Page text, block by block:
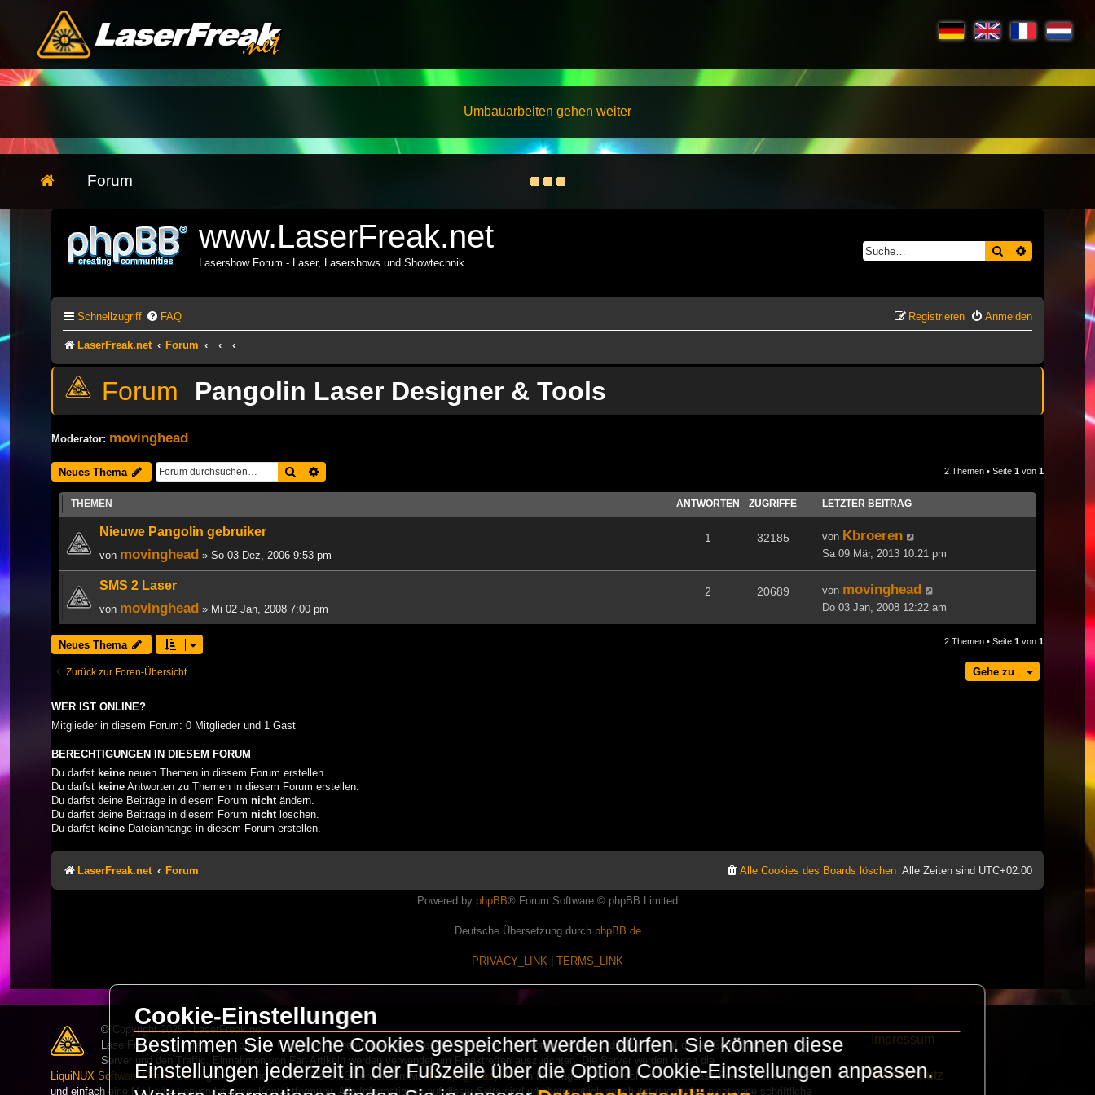
Umbauarbeiten gehen weiter
Forum
www.LaserFreak.net
Lasershow Forum - Laser, Lasershows und Showtechnik
Suche Erweiterte
Schnellzugriff FAQ Anmelden
Registrieren
LaserFreak.net Forum
Pangolin Laser Designer & Tools
Moderator: movinghead
Neues Thema Suche 2 Themen • Seite 1 von 1
THEMEN ANTWORTEN ZUGRIFFE LETZTER BEITRAG
Nieuwe Pangolin gebruiker
von movinghead » So 03 Dez, 2006 9:53 pm
1 32185 von Kbroeren
Sa 09 Mär, 2013 10:21 pm
SMS 2 Laser
von movinghead » Mi 02 Jan, 2008 7:00 pm
2 20689 von movinghead
Do 03 Jan, 2008 12:22 am
Neues Thema 2 Themen • Seite 1 von 1
Zurück zur Foren-Übersicht Gehe zu
WER IST ONLINE?
Mitglieder in diesem Forum: 0 Mitglieder und 1 Gast
BERECHTIGUNGEN IN DIESEM FORUM
Du darfst keine neuen Themen in diesem Forum erstellen.
Du darfst keine Antworten zu Themen in diesem Forum erstellen.
Du darfst deine Beiträge in diesem Forum nicht ändern.
Du darfst deine Beiträge in diesem Forum nicht löschen.
Du darfst keine Dateianhänge in diesem Forum erstellen.
LaserFreak.net Forum Alle Zeiten sind UTC+02:00
Alle Cookies des Boards löschen
Powered by phpBB® Forum Software © phpBB Limited
Deutsche Übersetzung durch phpBB.de
PRIVACY_LINK TERMS_LINK
© Copyright 2025 - LaserFreak.net
LaserFreak ist ein freies und offenes Forum zum Thema Lasershowtechnik. Wir sind nicht kommerziell und die Banner auf dieser Seite finanzieren die
Server und den Traffic. Einnahmen von Fan Artikeln werden verwendet um Freaktreffen auszurichten. Die Server werden durch die
LiquiNUX Software GmbH Berlingehostet und betreut. Als CMS verwenden wirHomepageEasy. Wenn Ihr Fragen oder Beschwerden zu LaserFreak habt schickt
und einfach eine Mail oder verwendet unser Kontaktformular. Alle Informationen auf dieser Seite sind urheberrechtlich geschützt und dürfen nicht ohne schriftliche
Impressum
Datenschutz
Cookie-Einstellungen
Bestimmen Sie welche Cookies gespeichert werden dürfen. Sie können diese
Einstellungen jederzeit in der Fußzeile über die Option Cookie-Einstellungen anpassen.